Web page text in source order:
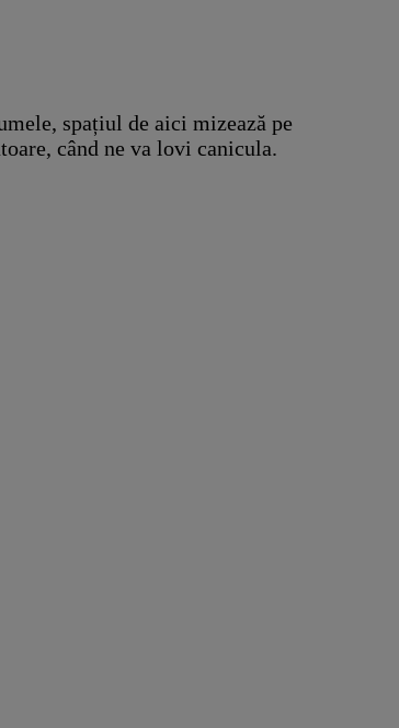
spațiul de aici mizează pe
când ne va lovi canicula.